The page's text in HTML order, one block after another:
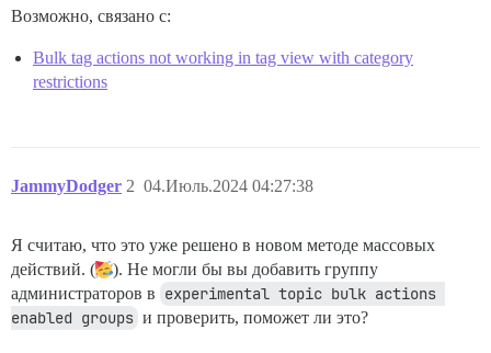
Возможно, связано с:
Bulk tag actions not working in tag view with category
restrictions
JammyDodger 04.Июль.2024 04:27:38
2
Я считаю, что это уже решено в новом методе массовых
действий. (
). Не могли бы вы добавить группу
администраторов в experimental topic bulk actions
enabled groups и проверить, поможет ли это?